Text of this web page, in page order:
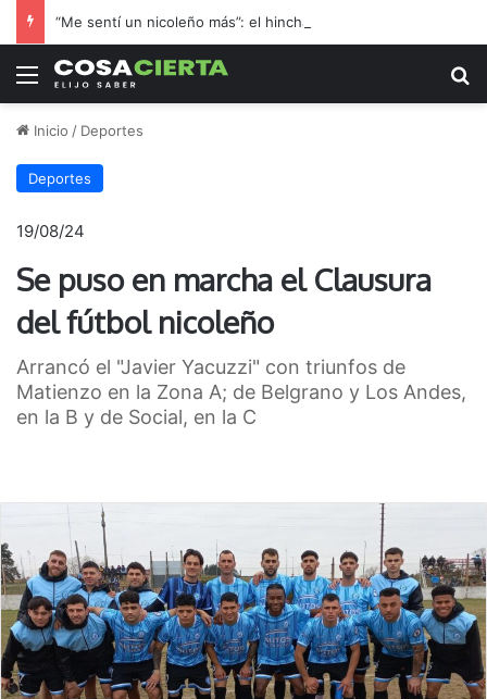
Menú
Inicio / Deportes
Deportes
19/08/24
Se puso en marcha el Clausura
del fútbol nicoleño
Arrancó el "Javier Yacuzzi" con triunfos de
Matienzo en la Zona A; de Belgrano y Los Andes,
en la B y de Social, en la C